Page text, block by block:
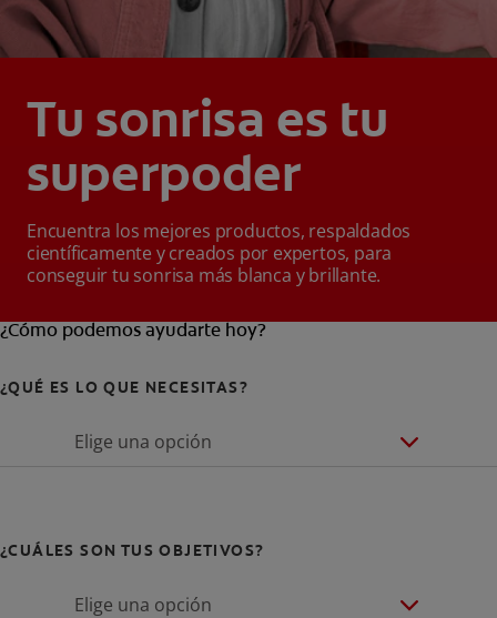
Tu sonrisa es tu
superpoder
Encuentra los mejores productos, respaldados
científicamente y creados por expertos, para
conseguir tu sonrisa más blanca y brillante.
¿Cómo podemos ayudarte hoy?
¿QUÉ ES LO QUE NECESITAS?
Elige una opción
¿CUÁLES SON TUS OBJETIVOS?
Elige una opción